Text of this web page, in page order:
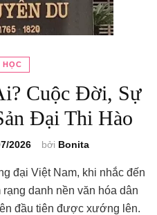
HỌC
Cuộc Đời, Sự
Đại Thi Hào
bởi Bonita
2026
đại Việt Nam, khi nhắc đến
danh nền văn hóa dân
đầu tiên được xướng lên.